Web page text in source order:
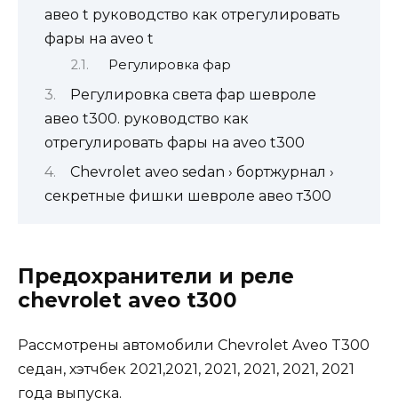
авео t руководство как отрегулировать
фары на aveo t
Регулировка фар
Регулировка света фар шевроле
авео t300. руководство как
отрегулировать фары на aveo t300
Chevrolet aveo sedan › бортжурнал ›
секретные фишки шевроле авео т300
Предохранители и реле
chevrolet aveo t300
Рассмотрены автомобили Chevrolet Aveo T300
седан, хэтчбек 2021,2021, 2021, 2021, 2021, 2021
года выпуска.